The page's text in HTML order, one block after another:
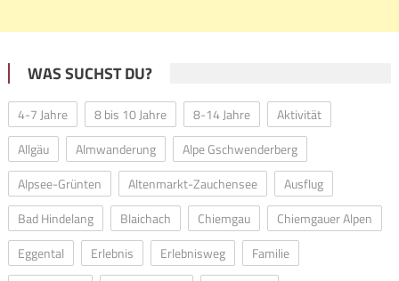
WAS SUCHST DU?
4-7 Jahre 8 bis 10 Jahre 8-14 Jahre
Aktivität
Allgäu
Almwanderung
Alpe Gschwenderberg
Alpsee-Grünten
Altenmarkt-Zauchensee
Ausflug
Bad Hindelang
Blaichach Chiemgau
Chiemgauer Alpen
Eggental
Erlebnis Erlebnisweg
Familie